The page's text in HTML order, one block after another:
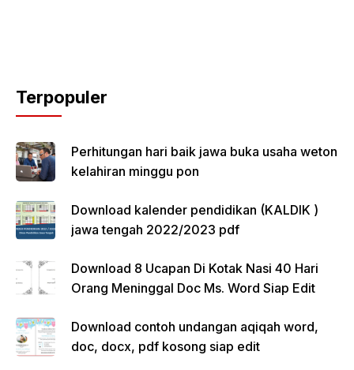
Terpopuler
Perhitungan hari baik jawa buka usaha weton
kelahiran minggu pon
Download kalender pendidikan (KALDIK )
jawa tengah 2022/2023 pdf
Download 8 Ucapan Di Kotak Nasi 40 Hari
Orang Meninggal Doc Ms. Word Siap Edit
Download contoh undangan aqiqah word,
doc, docx, pdf kosong siap edit